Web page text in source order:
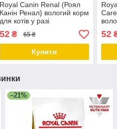
Royal Canin Renal (Роял
Канін Ренал) вологий корм
для котів у разі
захворювань нирок, курка,
85 ГР від 12 шт.
52₴ 65 ₴
Купити
85
52
–21%